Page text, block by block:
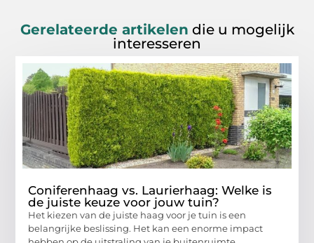
Gerelateerde artikelen die u mogelijk
interesseren
Coniferenhaag vs. Laurierhaag: Welke is
de juiste keuze voor jouw tuin?
Het kiezen van de juiste haag voor je tuin is een
belangrijke beslissing. Het kan een enorme impact